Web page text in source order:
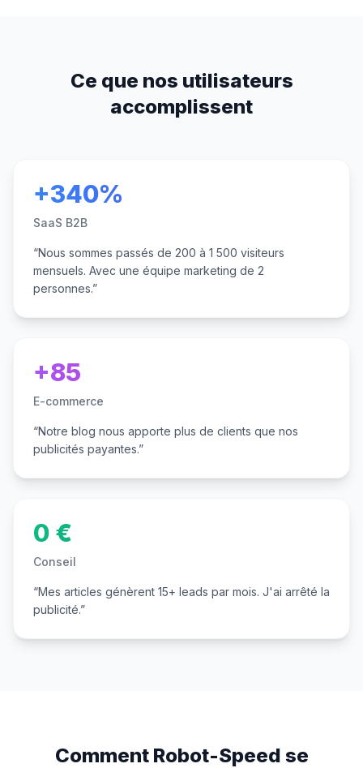
Ce que nos utilisateurs
accomplissent
+340%
SaaS B2B
“Nous sommes passés de 200 à 1 500 visiteurs
mensuels. Avec une équipe marketing de 2
personnes.”
+85
E-commerce
“Notre blog nous apporte plus de clients que nos
publicités payantes.”
0 €
Conseil
“Mes articles génèrent 15+ leads par mois. J'ai arrêté la
publicité.”
Comment Robot-Speed se